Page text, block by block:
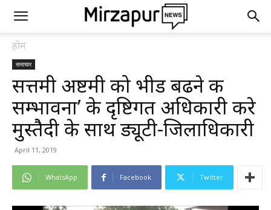
होम
समाचार
सत्तमी अष्टमी को भीड बढने की
सम्भावना’ के दृष्टिगत अधिकारी करे
मुस्तेैदी के साथ ड्यूटी-जिलाधिकारी
April 11, 2019
WhatsApp Facebook Twitter